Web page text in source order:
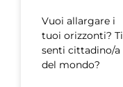
Vuoi allargare i
tuoi orizzonti? Ti
senti cittadino/a
del mondo?